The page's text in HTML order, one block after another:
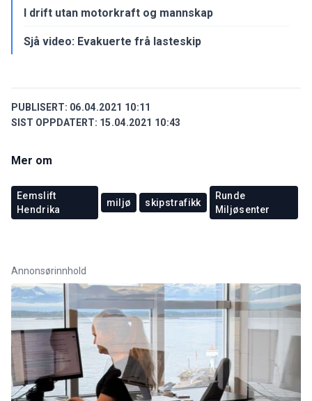
I drift utan motorkraft og mannskap
Sjå video: Evakuerte frå lasteskip
PUBLISERT: 06.04.2021 10:11
SIST OPPDATERT: 15.04.2021 10:43
Mer om
Eemslift
Hendrika
miljø skipstrafikk
Runde
Miljøsenter
Annonsørinnhold